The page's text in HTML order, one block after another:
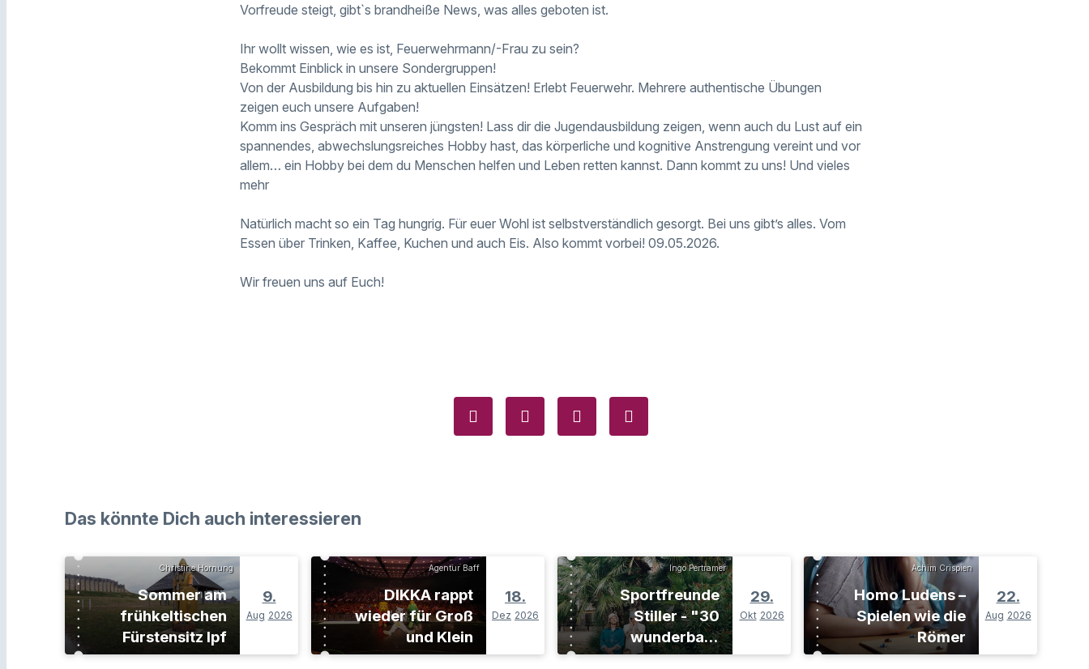
Vorfreude steigt, gibt`s brandheiße News, was alles geboten ist.
Ihr wollt wissen, wie es ist, Feuerwehrmann/-Frau zu sein?
⁠Bekommt Einblick in unsere Sondergruppen!
Von der Ausbildung bis hin zu aktuellen Einsätzen! Erlebt Feuerwehr. Mehrere authentische Übungen
zeigen euch unsere Aufgaben!
Komm ins Gespräch mit unseren jüngsten! Lass dir die Jugendausbildung zeigen, wenn auch du Lust auf ein
spannendes, abwechslungsreiches Hobby hast, das körperliche und kognitive Anstrengung vereint und vor
allem… ein Hobby bei dem du Menschen helfen und Leben retten kannst. Dann kommt zu uns! Und vieles
mehr
⁠Natürlich macht so ein Tag hungrig. Für euer Wohl ist selbstverständlich gesorgt. Bei uns gibt’s alles. Vom
Essen über Trinken, Kaffee, Kuchen und auch Eis. Also kommt vorbei! 09.05.2026.
Wir freuen uns auf Euch!
Das könnte Dich auch interessieren
Christine Hornung
Sommer am
frühkeltischen
Fürstensitz Ipf
9.
Aug 2026
Agentur Baff
DIKKA rappt
wieder für Groß
und Klein
18.
Dez 2026
Ingo Pertramer
Sportfreunde
Stiller - "30
wunderbare
Jahre"-Tour
29.
Okt 2026
Achim Crispien
Homo Ludens –
Spielen wie die
Römer
22.
Aug 2026